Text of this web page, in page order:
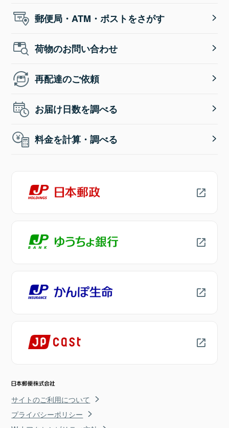
郵便局・ATM・ポストをさがす
荷物のお問い合わせ
再配達のご依頼
お届け日数を調べる
料金を計算・調べる
サイトのご利用について
プライバシーポリシー